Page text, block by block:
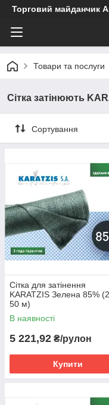
Торговий майданчик
Товари та послуги
Сітка затінюють
Сортування
Сітка для затінення
KARATZIS Зелена 85%
50 м)
В наявності
5 221,92 ₴/рулон
Купити